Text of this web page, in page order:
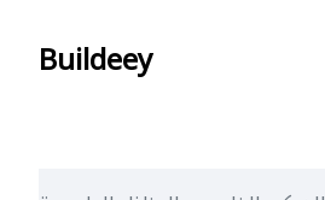
Buildeey